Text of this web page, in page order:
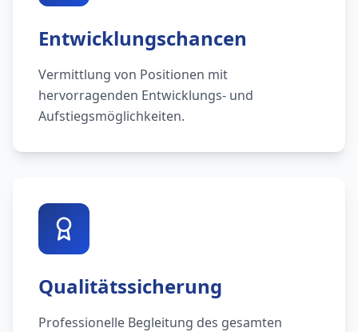
Entwicklungschancen
Vermittlung von Positionen mit
hervorragenden Entwicklungs- und
Aufstiegsmöglichkeiten.
Qualitätssicherung
Professionelle Begleitung des gesamten